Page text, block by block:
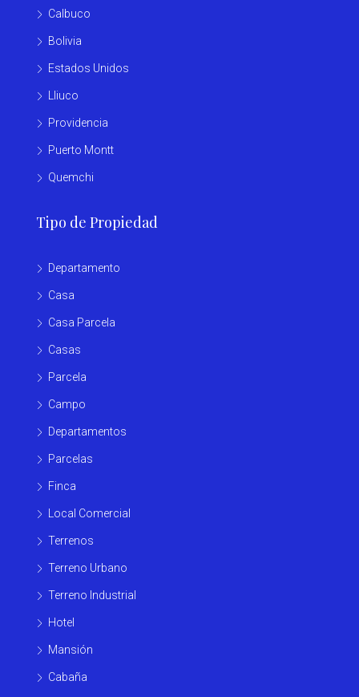
Calbuco
Bolivia
Estados Unidos
Lliuco
Providencia
Puerto Montt
Quemchi
Tipo de Propiedad
Departamento
Casa
Casa Parcela
Casas
Parcela
Campo
Departamentos
Parcelas
Finca
Local Comercial
Terrenos
Terreno Urbano
Terreno Industrial
Hotel
Mansión
Cabaña